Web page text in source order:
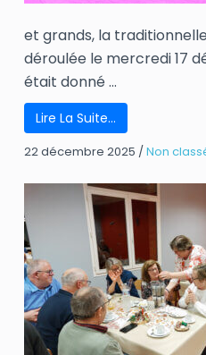
et grands, la
déroulée le mercredi 17
était donné ...
Lire La Suite…
22 décembre 2025 /Non